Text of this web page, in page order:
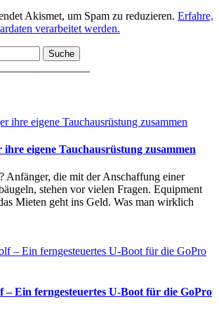
Akismet, um Spam zu reduzieren. Erfahre,
verarbeitet werden.
ihre eigene Tauchausrüstung zusammen
Anfänger, die mit der Anschaffung einer
stehen vor vielen Fragen. Equipment
Mieten geht ins Geld. Was man wirklich
– Ein ferngesteuertes U-Boot für die GoPro